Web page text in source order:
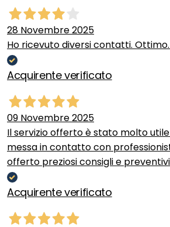
28 Novembre 2025
Ho ricevuto diversi contatti.
Acquirente verificato
09 Novembre 2025
Il servizio offerto è stato molto
messa in contatto con
offerto preziosi consigli e
Acquirente verificato